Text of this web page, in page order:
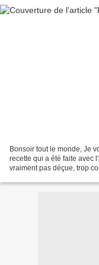
Bonsoir tout le monde, Je
recette qui a été faite avec
vraiment pas déçue, trop